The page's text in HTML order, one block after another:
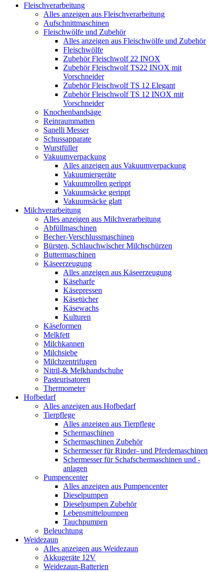
Fleischverarbeitung
Alles anzeigen aus Fleischverarbeitung
Aufschnittmaschinen
Fleischwölfe und Zubehör
Alles anzeigen aus Fleischwölfe und Zubehör
Fleischwölfe
Zubehör Fleischwolf 22 INOX
Zubehör Fleischwolf TS22 INOX mit
Vorschneider
Zubehör Fleischwolf TS 12 Elegant
Zubehör Fleischwolf TS 12 INOX mit
Vorschneider
Knochenbandsäge
Reinraummatten
Sanelli Messer
Schussapparate
Wurstfüller
Vakuumverpackung
Alles anzeigen aus Vakuumverpackung
Vakuumiergeräte
Vakuumrollen gerippt
Vakuumsäcke gerippt
Vakuumsäcke glatt
Milchverarbeitung
Alles anzeigen aus Milchverarbeitung
Abfüllmaschinen
Becher-Verschlussmaschinen
Bürsten, Schlauchwischer Milchschürzen
Buttermaschinen
Käseerzeugung
Alles anzeigen aus Käseerzeugung
Käseharfe
Käsepressen
Käsetücher
Käsewachs
Kulturen
Käseformen
Melkfett
Milchkannen
Milchsiebe
Milchzentrifugen
Nitril-& Melkhandschuhe
Pasteurisatoren
Thermometer
Hofbedarf
Alles anzeigen aus Hofbedarf
Tierpflege
Alles anzeigen aus Tierpflege
Schermaschinen
Schermaschinen Zubehör
Schermesser für Rinder- und Pferdemaschinen
Schermesser für Schafschermaschinen und -
anlagen
Pumpencenter
Alles anzeigen aus Pumpencenter
Dieselpumpen
Dieselpumpen Zubehör
Lebensmittelpumpen
Tauchpumpen
Beleuchtung
Weidezaun
Alles anzeigen aus Weidezaun
Akkugeräte 12V
Weidezaun-Batterien